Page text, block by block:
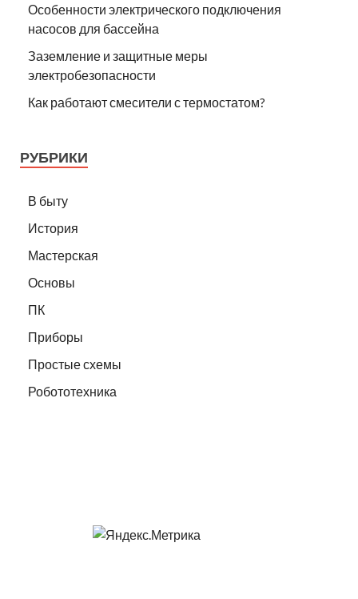
Особенности электрического подключения
насосов для бассейна
Заземление и защитные меры
электробезопасности
Как работают смесители с термостатом?
РУБРИКИ
В быту
История
Мастерская
Основы
ПК
Приборы
Простые схемы
Робототехника